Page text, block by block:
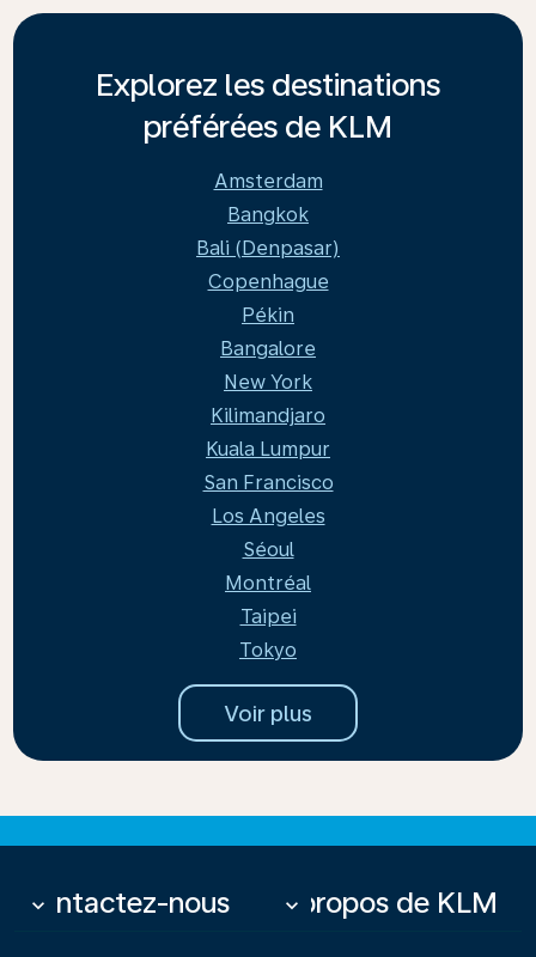
Explorez les destinations
préférées de KLM
Amsterdam
Bangkok
Bali (Denpasar)
Copenhague
Pékin
Bangalore
New York
Kilimandjaro
Kuala Lumpur
San Francisco
Los Angeles
Séoul
Montréal
Taipei
Tokyo
Voir plus
Contactez-nous
keyboard_arrow_down À propos de KLM
keyboard_arrow_down